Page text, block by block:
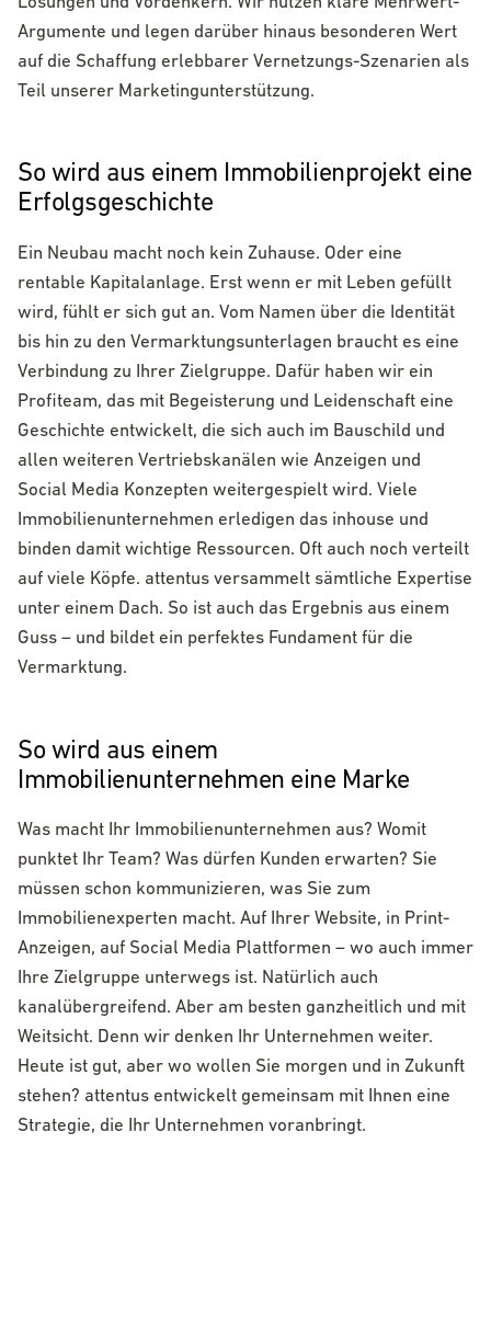
Argumente und legen darüber hinaus besonderen Wert
auf die Schaffung erlebbarer Vernetzungs-Szenarien als
Teil unserer Marketingunterstützung.
So wird aus einem Immobilienprojekt eine
Erfolgsgeschichte
Ein Neubau macht noch kein Zuhause. Oder eine
rentable Kapitalanlage. Erst wenn er mit Leben gefüllt
wird, fühlt er sich gut an. Vom Namen über die Identität
bis hin zu den Vermarktungsunterlagen braucht es eine
Verbindung zu Ihrer Zielgruppe. Dafür haben wir ein
Profiteam, das mit Begeisterung und Leidenschaft eine
Geschichte entwickelt, die sich auch im Bauschild und
allen weiteren Vertriebskanälen wie Anzeigen und
Social Media Konzepten weitergespielt wird. Viele
Immobilienunternehmen erledigen das inhouse und
binden damit wichtige Ressourcen. Oft auch noch verteilt
auf viele Köpfe. attentus versammelt sämtliche Expertise
unter einem Dach. So ist auch das Ergebnis aus einem
Guss – und bildet ein perfektes Fundament für die
Vermarktung.
So wird aus einem
Immobilienunternehmen eine Marke
Was macht Ihr Immobilienunternehmen aus? Womit
punktet Ihr Team? Was dürfen Kunden erwarten? Sie
müssen schon kommunizieren, was Sie zum
Immobilienexperten macht. Auf Ihrer Website, in Print-
Anzeigen, auf Social Media Plattformen – wo auch immer
Ihre Zielgruppe unterwegs ist. Natürlich auch
kanalübergreifend. Aber am besten ganzheitlich und mit
Weitsicht. Denn wir denken Ihr Unternehmen weiter.
Heute ist gut, aber wo wollen Sie morgen und in Zukunft
stehen? attentus entwickelt gemeinsam mit Ihnen eine
Strategie, die Ihr Unternehmen voranbringt.